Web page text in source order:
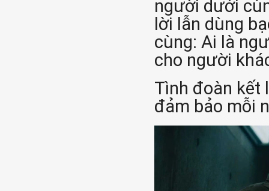
người dưới
lời lẫn dùng
cùng: Ai là
cho người
Tình đoàn kết
đảm bảo mỗi